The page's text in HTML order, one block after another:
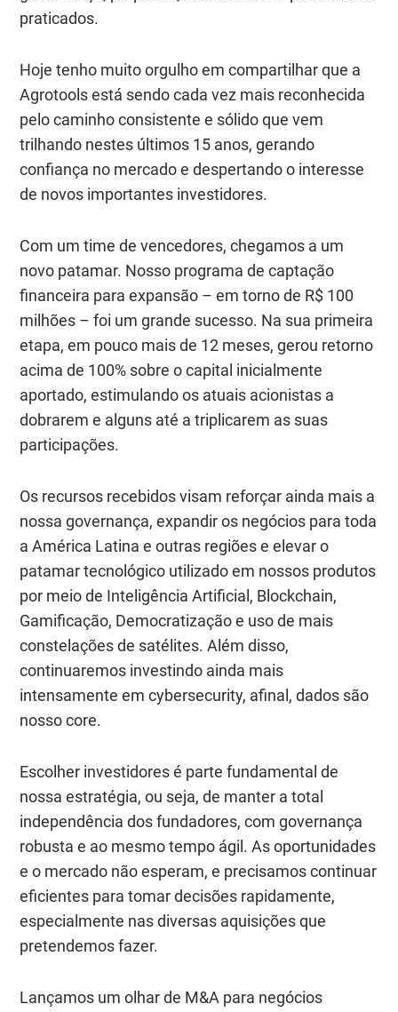
praticados.
Hoje tenho muito orgulho em compartilhar que a
Agrotools está sendo cada vez mais reconhecida
pelo caminho consistente e sólido que vem
trilhando nestes últimos 15 anos, gerando
confiança no mercado e despertando o interesse
de novos importantes investidores.
Com um time de vencedores, chegamos a um
novo patamar. Nosso programa de captação
financeira para expansão – em torno de R$ 100
milhões – foi um grande sucesso. Na sua primeira
etapa, em pouco mais de 12 meses, gerou retorno
acima de 100% sobre o capital inicialmente
aportado, estimulando os atuais acionistas a
dobrarem e alguns até a triplicarem as suas
participações.
Os recursos recebidos visam reforçar ainda mais a
nossa governança, expandir os negócios para toda
a América Latina e outras regiões e elevar o
patamar tecnológico utilizado em nossos produtos
por meio de Inteligência Artificial, Blockchain,
Gamificação, Democratização e uso de mais
constelações de satélites. Além disso,
continuaremos investindo ainda mais
intensamente em cybersecurity, afinal, dados são
nosso core.
Escolher investidores é parte fundamental de
nossa estratégia, ou seja, de manter a total
independência dos fundadores, com governança
robusta e ao mesmo tempo ágil. As oportunidades
e o mercado não esperam, e precisamos continuar
eficientes para tomar decisões rapidamente,
especialmente nas diversas aquisições que
pretendemos fazer.
Lançamos um olhar de M&A para negócios